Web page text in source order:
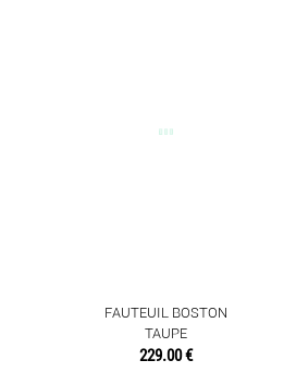
FAUTEUIL BOSTON
TAUPE
229.00 €